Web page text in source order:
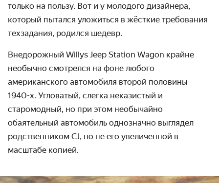
только на пользу. Вот и у молодого дизайнера,
который пытался уложиться в жёсткие требования
техзадания, родился шедевр.
Внедорожный Willys Jeep Station Wagon крайне
необычно смотрелся на фоне любого
американского автомобиля второй половины
1940-х. Угловатый, слегка неказистый и
старомодный, но при этом необычайно
обаятельный автомобиль однозначно выглядел
родственником CJ, но не его увеличенной в
масштабе копией.